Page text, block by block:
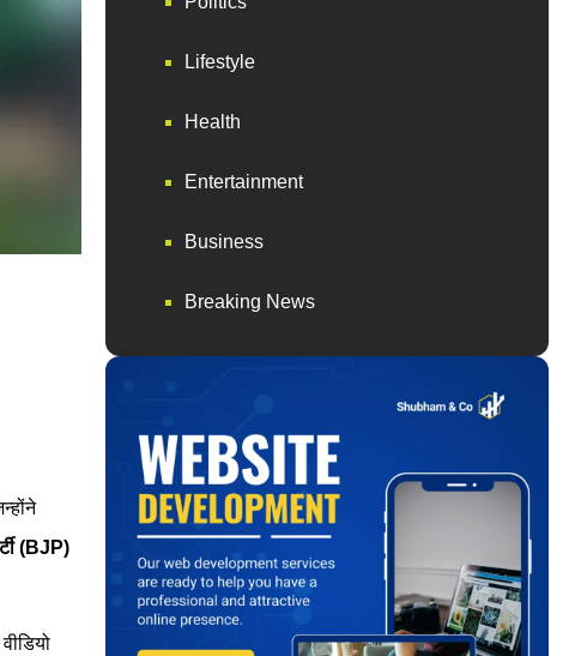
(BJP)
Lifestyle
Health
Entertainment
Business
Breaking News